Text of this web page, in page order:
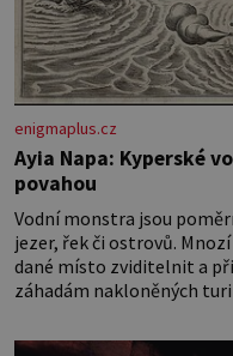
enigmaplus.cz
Ayia Napa: Kyperské
povahou
Vodní monstra jsou
jezer, řek či ostrovů.
dané místo zviditelnit a
záhadám nakloněných turi